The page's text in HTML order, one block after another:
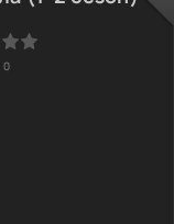
которые может
артефакта
чем
0